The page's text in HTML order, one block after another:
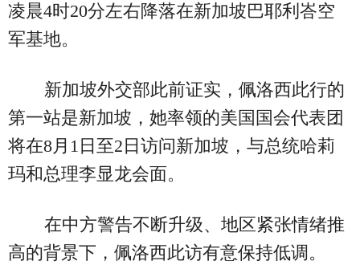
凌晨4时20分左右降落在新加坡巴耶利峇空
军基地。
新加坡外交部此前证实，佩洛西此行的
第一站是新加坡，她率领的美国国会代表团
将在8月1日至2日访问新加坡，与总统哈莉
玛和总理李显龙会面。
在中方警告不断升级、地区紧张情绪推
高的背景下，佩洛西此访有意保持低调。